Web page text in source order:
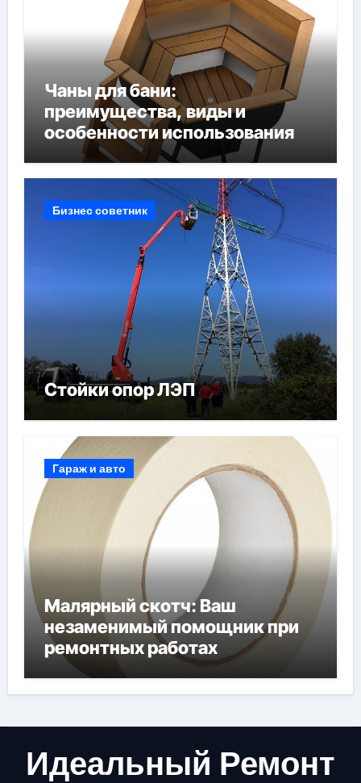
Чаны для бани:
преимущества, виды и
особенности использования
Бизнес советник
Стойки опор ЛЭП
Гараж и авто
Малярный скотч: Ваш
незаменимый помощник при
ремонтных работах
Идеальный Ремонт